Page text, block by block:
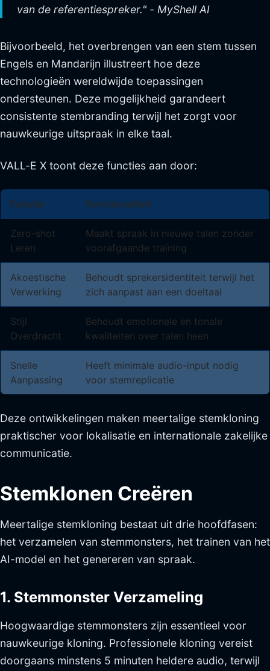
van de referentiespreker." - MyShell AI
Bijvoorbeeld, het overbrengen van een stem tussen
Engels en Mandarijn illustreert hoe deze
technologieën wereldwijde toepassingen
ondersteunen. Deze mogelijkheid garandeert
consistente stembranding terwijl het zorgt voor
nauwkeurige uitspraak in elke taal.
VALL-E X toont deze functies aan door:
Functie Functionaliteit
Zero-shot
Leren
Maakt spraak in nieuwe talen zonder
voorafgaande training
Akoestische
Verwerking
Behoudt sprekersidentiteit terwijl het
zich aanpast aan een doeltaal
Stijl
Overdracht
Behoudt emotionele en tonale
kwaliteiten over talen heen
Snelle
Aanpassing
Heeft minimale audio-input nodig
voor stemreplicatie
Deze ontwikkelingen maken meertalige stemkloning
praktischer voor lokalisatie en internationale zakelijke
communicatie.
Stemklonen Creëren
Meertalige stemkloning bestaat uit drie hoofdfasen:
het verzamelen van stemmonsters, het trainen van het
AI-model en het genereren van spraak.
1. Stemmonster Verzameling
Hoogwaardige stemmonsters zijn essentieel voor
nauwkeurige kloning. Professionele kloning vereist
doorgaans minstens 5 minuten heldere audio, terwijl